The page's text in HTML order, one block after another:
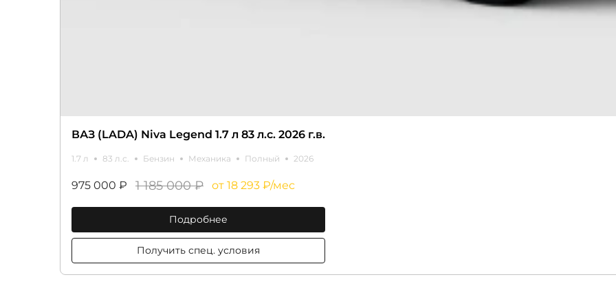
ВАЗ (LADA) Niva Legend 1.7 л 83 л.с. 2026 г.в.
1.7 л 83 л.с. Бензин Механика Полный 2026
975 000 ₽ 1 185 000 ₽ от 18 293 ₽/мес
Подробнее
Получить спец. условия